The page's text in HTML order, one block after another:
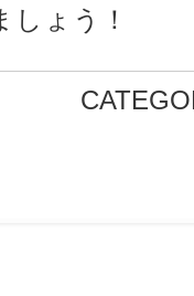
しょう！